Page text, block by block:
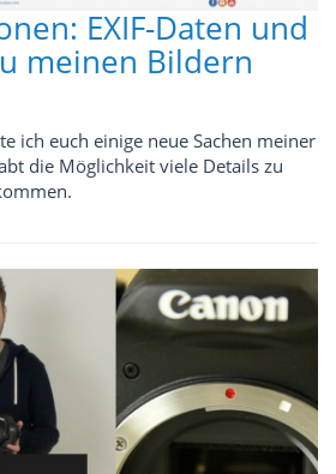
EXIF-Daten und
meinen Bildern
ich euch einige neue Sachen meiner
die Möglichkeit viele Details zu